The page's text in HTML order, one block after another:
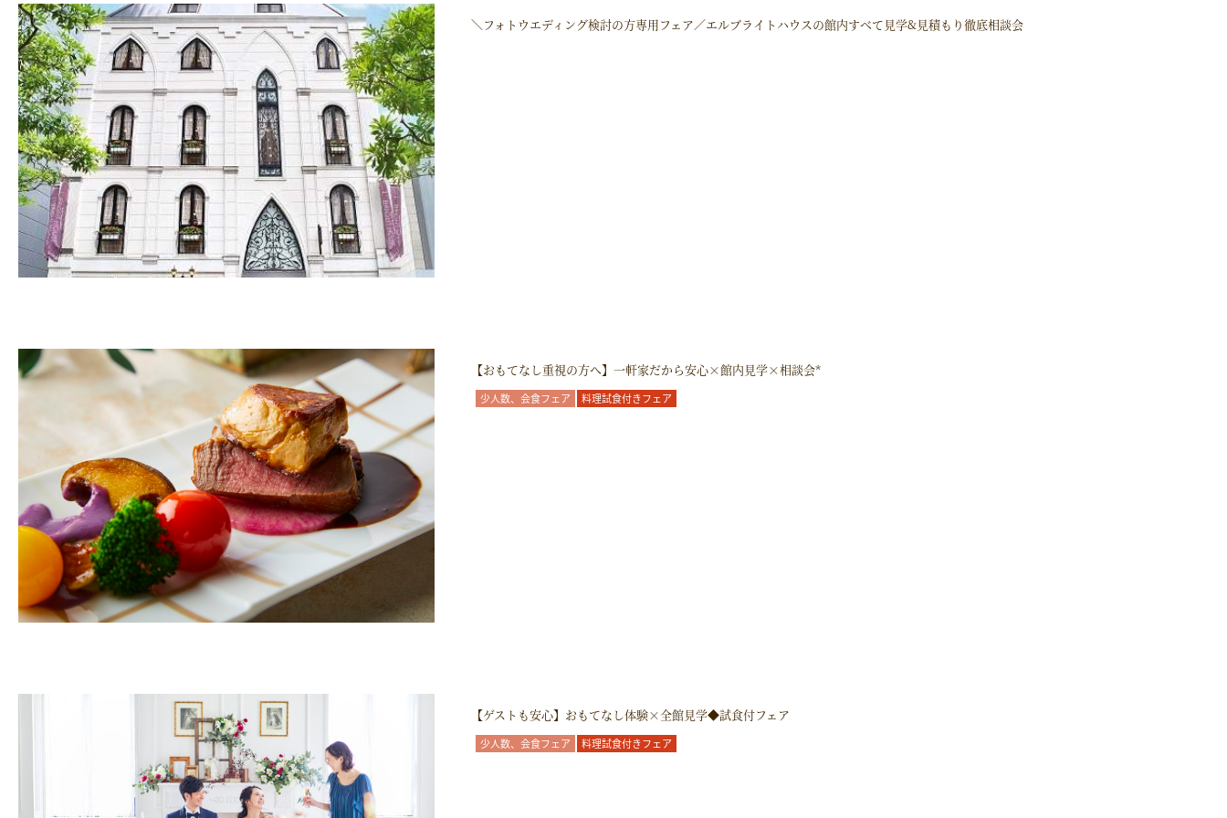
＼フォトウエディング検討の方専用フェア／エルブライトハウスの館内すべて見学&見積もり徹底相談会
【おもてなし重視の方へ】一軒家だから安心×館内見学×相談会*
少人数、会食フェア 料理試食付きフェア
【ゲストも安心】おもてなし体験×全館見学◆試食付フェア
少人数、会食フェア 料理試食付きフェア